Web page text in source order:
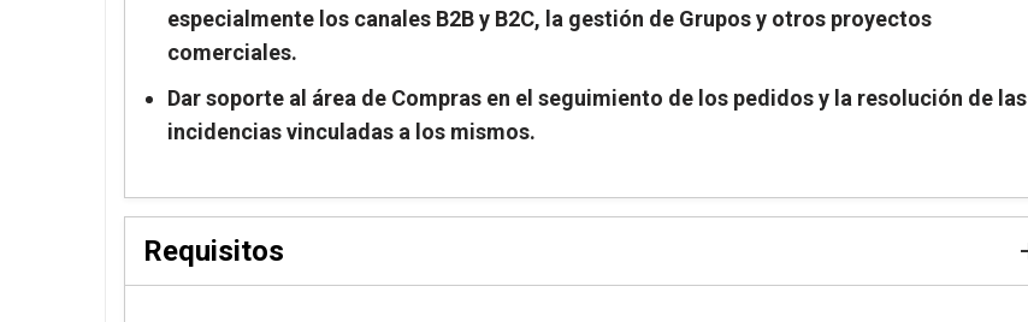
especialmente los canales B2B y B2C, la gestión de Grupos y otros proyectos
comerciales.
Dar soporte al área de Compras en el seguimiento de los pedidos y la resolución de las
incidencias vinculadas a los mismos.
Requisitos